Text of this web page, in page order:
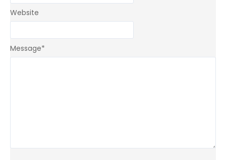
Message*
Website